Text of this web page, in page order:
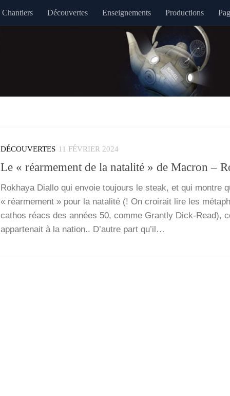
Chantiers Découvertes Enseignements Productions
DÉCOUVERTES 11 FÉVRIER 2024
Le « réarmement de la natalité » de Macron –
Rokhaya Dial­lo qui envoie tou­jours le steak, et qui montre
« réar­me­ment » pour la nata­li­té (! On croi­rait lire les
cathos réacs des années 50, comme Grant­ly Dick-Read),
appar­te­nait à la nation.. D’autre part qu’il…